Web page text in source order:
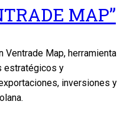
MAP”
Ventrade Map, herramienta
estratégicos y
inversiones y